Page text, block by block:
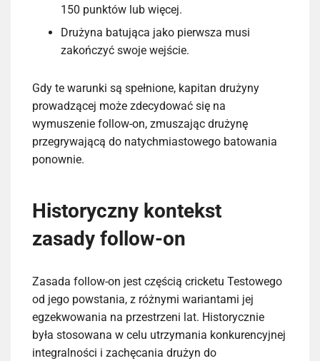
150 punktów lub więcej.
Drużyna batująca jako pierwsza musi
zakończyć swoje wejście.
Gdy te warunki są spełnione, kapitan drużyny
prowadzącej może zdecydować się na
wymuszenie follow-on, zmuszając drużynę
przegrywającą do natychmiastowego batowania
ponownie.
Historyczny kontekst
zasady follow-on
Zasada follow-on jest częścią cricketu Testowego
od jego powstania, z różnymi wariantami jej
egzekwowania na przestrzeni lat. Historycznie
była stosowana w celu utrzymania konkurencyjnej
integralności i zachęcania drużyn do